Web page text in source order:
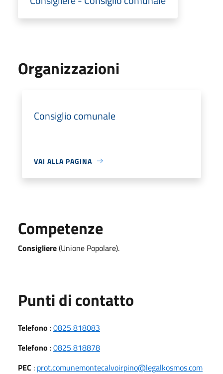
Organizzazioni
Consiglio comunale
VAI ALLA PAGINA
Competenze
Consigliere(Unione Popolare).
Punti di contatto
Telefono :0825 818083
Telefono :0825 818878
PEC : prot.comunemontecalvoirpino@legalkosmos.com